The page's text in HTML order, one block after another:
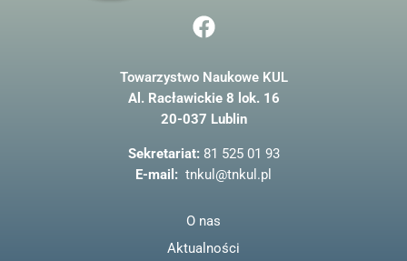
F
a
e
b
o
o
k
Towarzystwo Naukowe KUL
Al. Racławickie 8 lok. 16
20-037 Lublin
Sekretariat: 81 525 01 93
E-mail: tnkul@tnkul.pl
O nas
Aktualności